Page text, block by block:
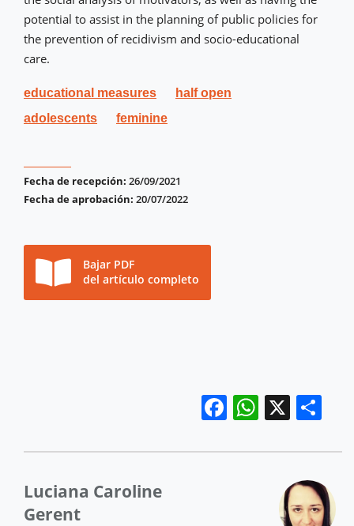
potential to assist in the planning of public policies for
the prevention of recidivism and socio-educational
care.
educational measures
half open
adolescents
feminine
Fecha de recepción: 26/09/2021
Fecha de aprobación: 20/07/2022
Bajar PDF
del artículo completo
Facebook
X
Luciana Caroline
Gerent